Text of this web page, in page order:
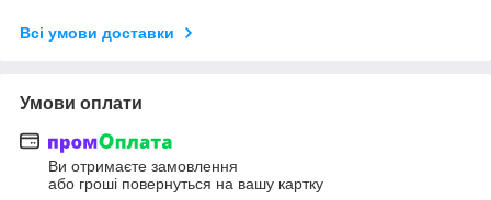
Всі умови доставки
Умови оплати
Ви отримаєте замовлення
або гроші повернуться на вашу картку